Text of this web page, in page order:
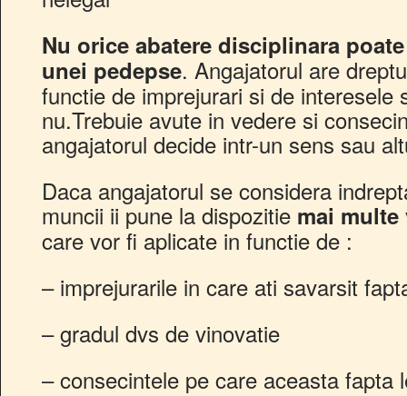
Nu orice abatere disciplinara
unei pedepse. Angajatorul are
functie de imprejurari si de interesele
nu.Trebuie avute in vedere si
angajatorul decide intr-un sens sau
Daca angajatorul se considera
muncii ii pune la dispozitie mai
care vor fi aplicate in functie de :
– imprejurarile in care ati savarsit
– gradul dvs de vinovatie
– consecintele pe care aceasta fapta